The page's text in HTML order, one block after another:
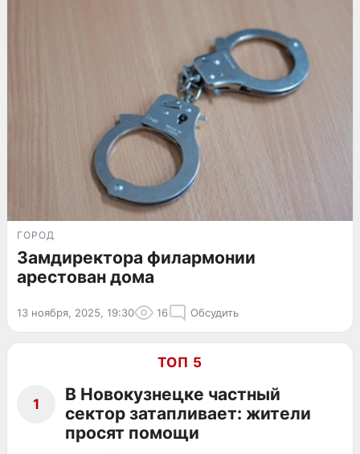
ГОРОД
Замдиректора филармонии
арестован дома
13 ноября, 2025, 19:30 16 Обсудить
ТОП 5
1
В Новокузнецке частный
сектор затапливает: жители
просят помощи